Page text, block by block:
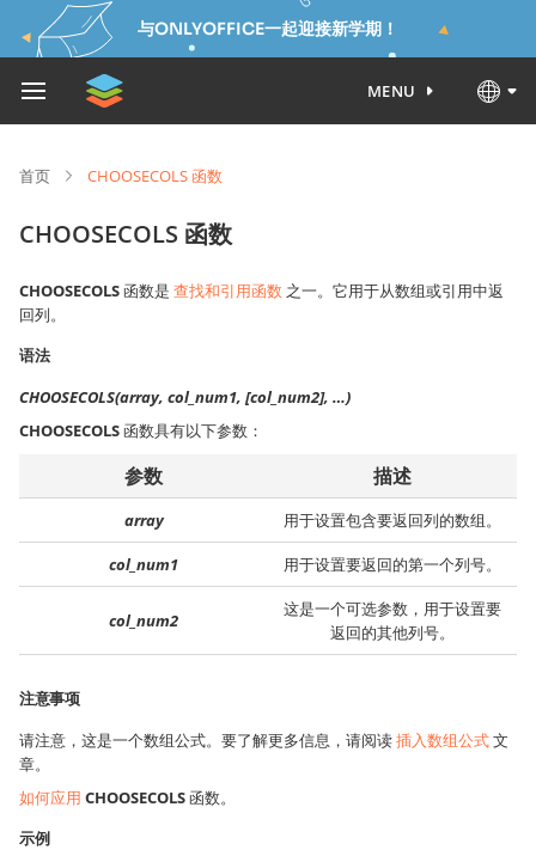
与ONLYOFFICE一起迎接新学期！
MENU
首页 CHOOSECOLS 函数
CHOOSECOLS 函数
CHOOSECOLS函数是 查找和引用函数 之一。它用于从数组或引用中返
回列。
语法
CHOOSECOLS(array, col_num1, [col_num2], …)
CHOOSECOLS函数具有以下参数：
参数 描述
array 用于设置包含要返回列的数组。
col_num1 用于设置要返回的第一个列号。
col_num2
这是一个可选参数，用于设置要
返回的其他列号。
注意事项
请注意，这是一个数组公式。要了解更多信息，请阅读插入数组公式文
章。
如何应用 CHOOSECOLS函数。
示例